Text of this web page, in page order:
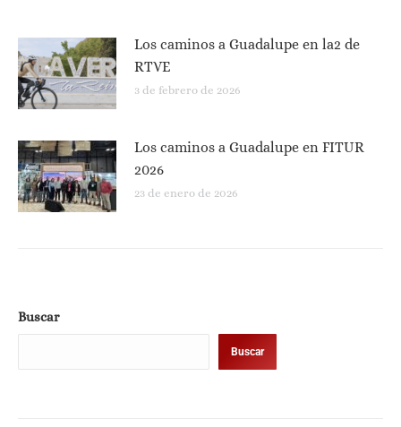
Los caminos a Guadalupe en la2 de
RTVE
3 de febrero de 2026
Los caminos a Guadalupe en FITUR
2026
23 de enero de 2026
Buscar
Buscar